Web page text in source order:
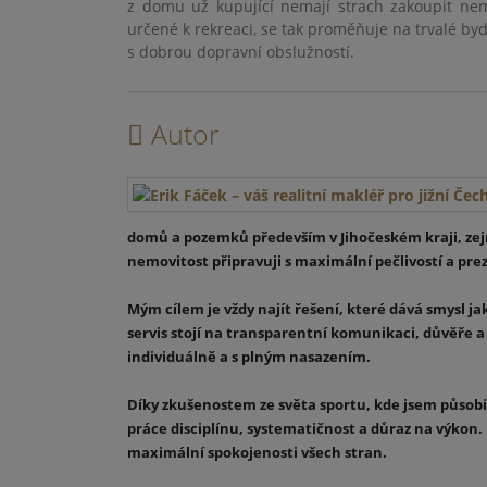
z domu už kupující nemají strach zakoupit
určené k rekreaci, se tak proměňuje na trvalé
s dobrou dopravní obslužností.
Autor
domů a pozemků především v Jihočeském kraji,
nemovitost připravuji s maximální pečlivostí a
Mým cílem je vždy najít řešení, které dává smysl
servis stojí na transparentní komunikaci, důvěře
individuálně a s plným nasazením.
Díky zkušenostem ze světa sportu, kde jsem
práce disciplínu, systematičnost a důraz na
maximální spokojenosti všech stran.